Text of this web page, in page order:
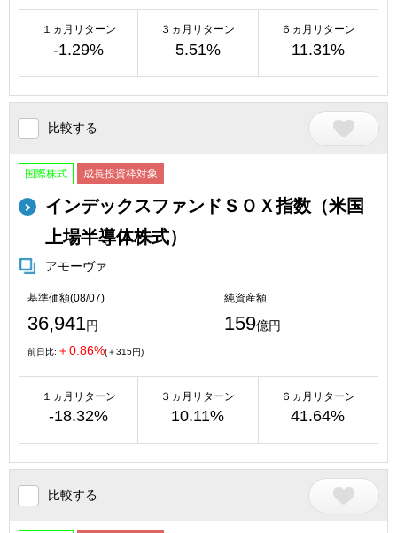
１ヵ月リターン
-1.29%
３ヵ月リターン
5.51%
６ヵ月リターン
11.31%
比較する
国際株式 成長投資枠対象
インデックスファンドＳＯＸ指数（米国
上場半導体株式）
アモーヴァ
基準価額(08/07)
36,941円
純資産額
159億円
前日比: ＋0.86%(＋315円)
１ヵ月リターン
-18.32%
３ヵ月リターン
10.11%
６ヵ月リターン
41.64%
比較する